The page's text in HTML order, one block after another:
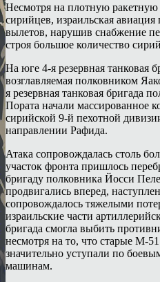
Несмотря на плотную
сирийцев, израильская
вылетов, нарушив снабжение
строя большое количество
На юге 4-я резервная танковая
возглавляемая полковником
я резервная танковая бригада
Пората начали массированное
сирийской 9-й пехотной
направлении Рафида.
Атака сопровождалась столь
участок фронта пришлось
бригаду полковника Йосси
продвигались вперед,
сопровождалось тяжелыми
израильские части
бригада смогла выбить
несмотря на то, что старые М-
значительно уступали по
машинам.